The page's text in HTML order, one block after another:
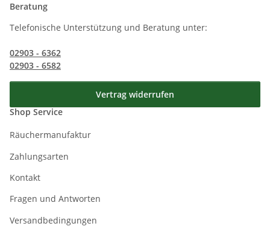
Beratung
Telefonische Unterstützung und Beratung unter:
02903 - 6362
02903 - 6582
Vertrag widerrufen
Shop Service
Räuchermanufaktur
Zahlungsarten
Kontakt
Fragen und Antworten
Versandbedingungen